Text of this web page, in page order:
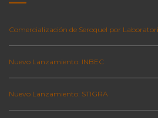
Comercialización de Seroquel por
Nuevo Lanzamiento: INBEC
Nuevo Lanzamiento: STIGRA